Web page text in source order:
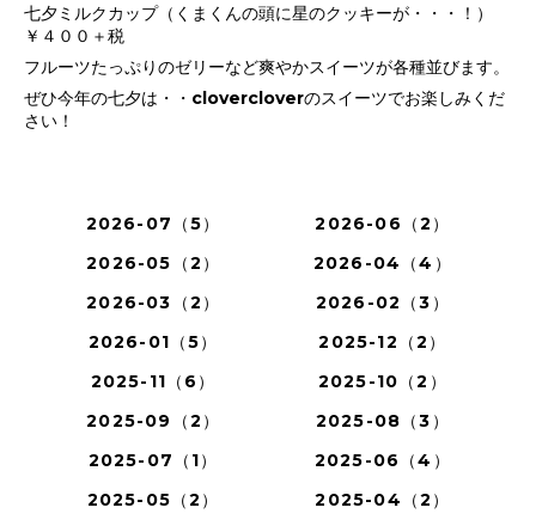
七夕ミルクカップ（くまくんの頭に星のクッキーが・・・！）
￥４００＋税
フルーツたっぷりのゼリーなど爽やかスイーツが各種並びます。
ぜひ今年の七夕は・・clovercloverのスイーツでお楽しみくだ
さい！
2026-07（5）
2026-06（2）
2026-05（2）
2026-04（4）
2026-03（2）
2026-02（3）
2026-01（5）
2025-12（2）
2025-11（6）
2025-10（2）
2025-09（2）
2025-08（3）
2025-07（1）
2025-06（4）
2025-05（2）
2025-04（2）